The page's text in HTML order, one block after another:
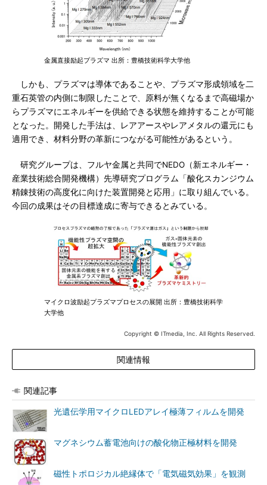
金属直接励起プラズマ 出所：豊橋技術科学大学他
しかも、プラズマは導体であることや、プラズマ形成領域を二
重石英管の内側に制限したことで、原料が無くなるまで高磁場か
らプラズマにエネルギーを供給できる状態を維持することが可能
となった。開発した手法は、レアアースやレアメタルの還元にも
適用でき、材料分野の革新につながる可能性があるという。
研究グループは、フルヤ金属と共同でNEDO（新エネルギー・
産業技術総合開発機構）先導研究プログラム「酸化スカンジウム
精錬技術の高度化に向けた装置開発と応用」に取り組んでいる。
今回の成果はその目標達成に寄与できるとみている。
マイクロ波励起プラズマプロセスの展開 出所：豊橋技術科学
大学他
Copyright © ITmedia, Inc. All Rights Reserved.
関連情報
関連記事
光遺伝学用マイクロLEDアレイ極薄フィルムを開発
マグネシウム蓄電池向けの酸化物正極材料を開発
磁性トポロジカル絶縁体で「電気磁気効果」を観測